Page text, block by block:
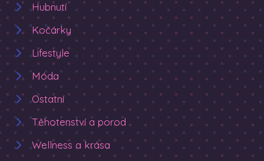
Hubnutí
Kočárky
Lifestyle
Móda
Ostatní
Těhotenství a porod
Wellness a krása